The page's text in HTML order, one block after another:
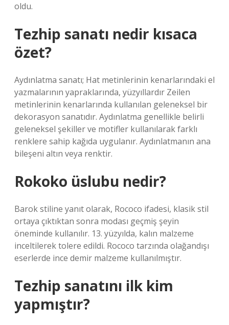
oldu.
Tezhip sanatı nedir kısaca
özet?
Aydınlatma sanatı; Hat metinlerinin kenarlarındaki el
yazmalarının yapraklarında, yüzyıllardır Zeilen
metinlerinin kenarlarında kullanılan geleneksel bir
dekorasyon sanatıdır. Aydınlatma genellikle belirli
geleneksel şekiller ve motifler kullanılarak farklı
renklere sahip kağıda uygulanır. Aydınlatmanın ana
bileşeni altın veya renktir.
Rokoko üslubu nedir?
Barok stiline yanıt olarak, Rococo ifadesi, klasik stil
ortaya çıktıktan sonra modası geçmiş şeyin
öneminde kullanılır. 13. yüzyılda, kalın malzeme
inceltilerek tolere edildi. Rococo tarzında olağandışı
eserlerde ince demir malzeme kullanılmıştır.
Tezhip sanatını ilk kim
yapmıştır?